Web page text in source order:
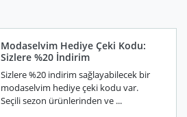
Modaselvim Hediye Çeki Kodu:
Sizlere %20 İndirim
Sizlere %20 indirim sağlayabilecek bir
modaselvim hediye çeki kodu var.
Seçili sezon ürünlerinden ve ...